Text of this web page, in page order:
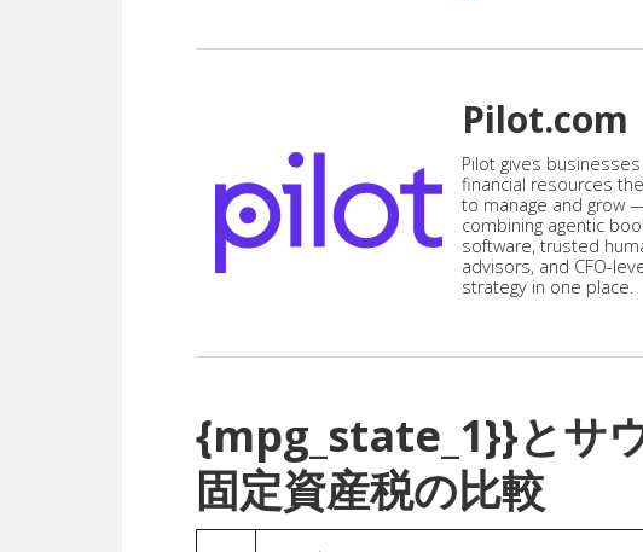
Pilot.com
Pilot gives
financial resources
to manage and grow
combining agentic
software, trusted
advisors, and CFO-
strategy in one place.
{mpg_state_1}}とサ
固定資産税の比較